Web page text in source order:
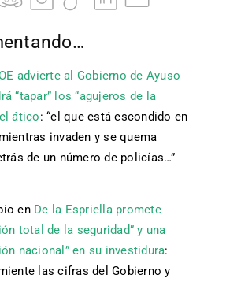
advierte al Gobierno de Ayuso
“tapar” los “agujeros de la
ático: “el que está escondido en
invaden y se quema
de un número de policías…”
en De la Espriella promete
total de la seguridad” y una
nacional” en su investidura:
las cifras del Gobierno y